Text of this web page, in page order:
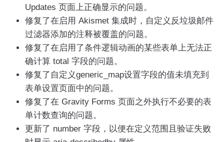
Updates 页面上正确显示的问题。
修复了在启用 Akismet 集成时，自定义反垃圾邮件
过滤器添加的注释被覆盖的问题。
修复了在启用了条件逻辑动画的某些表单上无法正
确计算 total 字段的问题。
修复了自定义generic_map设置字段的值未填充到
表单设置页面中的问题。
修复了在 Gravity Forms 页面之外执行不必要的表
单计数查询的问题。
更新了 number 字段，以便在定义范围且验证失败